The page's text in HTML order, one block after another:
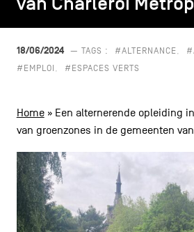
navigatie
PRIVACYBELEID
NL EN FR
18/06/2024 — TAGS : #ALTERNANCE
#EMPLOI
#ESPACES VERTS
Home» Een alternerende opleiding
van groenzones in de gemeenten